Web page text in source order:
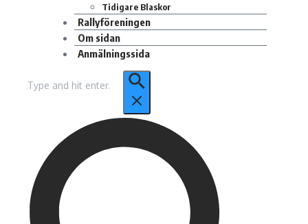
Tidigare Blaskor
Rallyföreningen
Om sidan
Anmälningssida
efter: